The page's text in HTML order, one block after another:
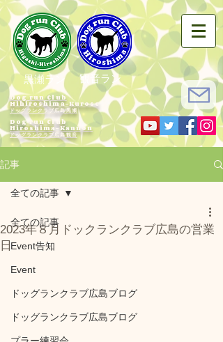
黒瀬ラン 観音ラン
Dog run Club
Hihiroshima-Kurose
ドッグランクラブ広島黒瀬
Dog run Club
Hiroshima-Kannon
​ドッグランクラブ広島観音
記事
全ての記事
Event告知
Event
ドッグランクラブ広島ブログ
ドッグランクラブ広島ブログ
全ての記事
2023年８月ドックランクラブ広島の営業
日